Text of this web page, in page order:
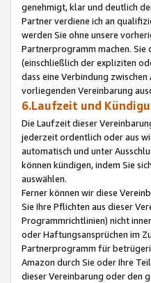
genehmigt, klar und deutlich
Partner verdiene ich an
werden Sie ohne unsere
Partnerprogramm machen. Sie
(einschließlich der expliziten
dass eine Verbindung
vorliegenden Vereinbarung
6.Laufzeit und
Die Laufzeit dieser
jederzeit ordentlich oder aus
automatisch und unter
können kündigen, indem Sie
auswählen.
Ferner können wir diese
Sie Ihre Pflichten aus dieser
Programmrichtlinien) nicht
oder Haftungsansprüchen im
Partnerprogramm für
Amazon durch Sie oder Ihre
dieser Vereinbarung oder den